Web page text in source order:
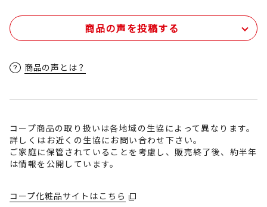
商品の声を投稿する
商品の声とは？
コープ商品の取り扱いは各地域の生協によって異なります。
詳しくはお近くの生協にお問い合わせ下さい。
ご家庭に保管されていることを考慮し、販売終了後、約半年
は情報を公開しています。
コープ化粧品サイトはこちら